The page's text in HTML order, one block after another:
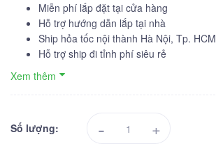
Miễn phí lắp đặt tại cửa hàng
Hỗ trợ hướng dẫn lắp tại nhà
Ship hỏa tốc nội thành Hà Nội, Tp. HCM
Hỗ trợ ship đi tỉnh phí siêu rẻ
Xem thêm
Số lượng: - +